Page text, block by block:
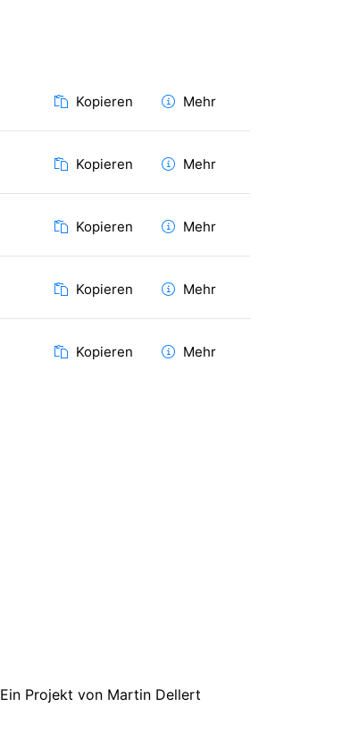
Kopieren Mehr
Kopieren Mehr
Kopieren Mehr
Kopieren Mehr
Kopieren Mehr
Ein Projekt von Martin Dellert